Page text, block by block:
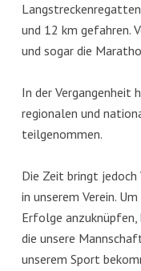
und 12 km gefahren.
und sogar die
In der Vergangenheit
regionalen und
teilgenommen.
Die Zeit bringt jedoch
in unserem Verein.
Erfolge anzuknüpfen,
die unsere
unserem Sport